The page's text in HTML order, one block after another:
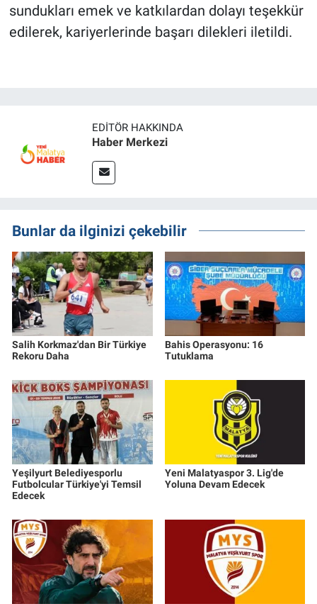
sundukları emek ve katkılardan dolayı teşekkür
edilerek, kariyerlerinde başarı dilekleri iletildi.
EDITÖR HAKKINDA
Haber Merkezi
Bunlar da ilginizi çekebilir
Salih Korkmaz'dan Bir Türkiye
Rekoru Daha
Bahis Operasyonu: 16
Tutuklama
Yeşilyurt Belediyesporlu
Futbolcular Türkiye'yi Temsil
Edecek
Yeni Malatyaspor 3. Lig'de
Yoluna Devam Edecek